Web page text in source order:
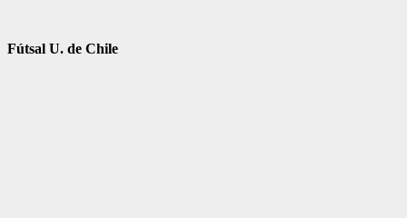
Fútsal U. de Chile